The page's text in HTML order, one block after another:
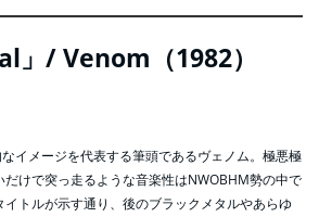
」/ Venom（1982）
イメージを代表する筆頭であるヴェノム。極悪極
だけで突っ走るような音楽性はNWOBHM勢の中で
イトルが示す通り、後のブラックメタルやあらゆ